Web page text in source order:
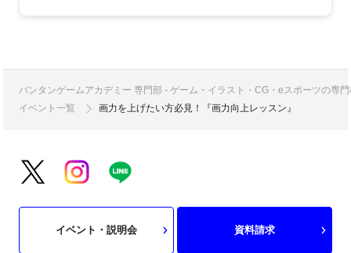
バンタンゲームアカデミー 専門部 - ゲーム・イラスト・CG・eスポーツの専
イベント一覧
画力を上げたい方必見！『画力向上レッスン』
イベント・説明会 資料請求